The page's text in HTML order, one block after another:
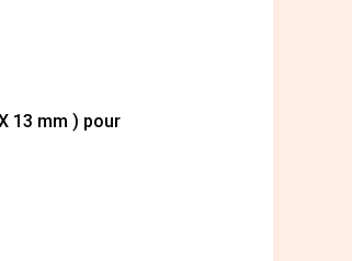
13 mm ) pour